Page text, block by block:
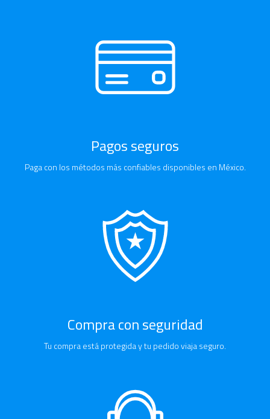
Pagos seguros
Paga con los métodos más confiables disponibles en México.
Compra con seguridad
Tu compra está protegida y tu pedido viaja seguro.